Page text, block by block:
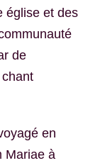
église et des
de
en
Mariae à